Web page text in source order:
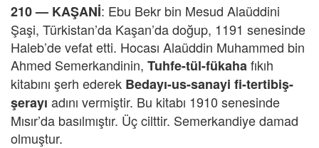
210 — KAŞANİ: Ebu Bekr bin Mesud Alaüddini
Şaşi, Türkistan’da Kaşan’da doğup, 1191 senesinde
Haleb’de vefat etti. Hocası Alaüddin Muhammed bin
Ahmed Semerkandinin, Tuhfe-tül-fükahafıkıh
kitabını şerh ederek Bedayı-us-sanayi fi-tertibiş-
şerayı adını vermiştir. Bu kitabı 1910 senesinde
Mısır’da basılmıştır. Üç cilttir. Semerkandiye damad
olmuştur.